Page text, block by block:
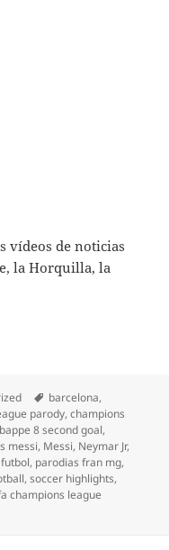
vídeos de noticias
la Horquilla, la
Etiquetas
barcelona,
parody,champions
8 second goal,
messi, Messi, Neymar Jr,
, parodias fran mg,
,soccer highlights,
champions league